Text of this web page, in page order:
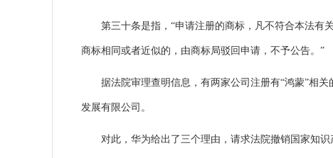
第三十条是指，“申请注册的商标，凡不符合本法有
商标相同或者近似的，由商标局驳回申请，不予公告。”
据法院审理查明信息，有两家公司注册有“鸿蒙”相关
发展有限公司。
对此，华为给出了三个理由，请求法院撤销国家知识